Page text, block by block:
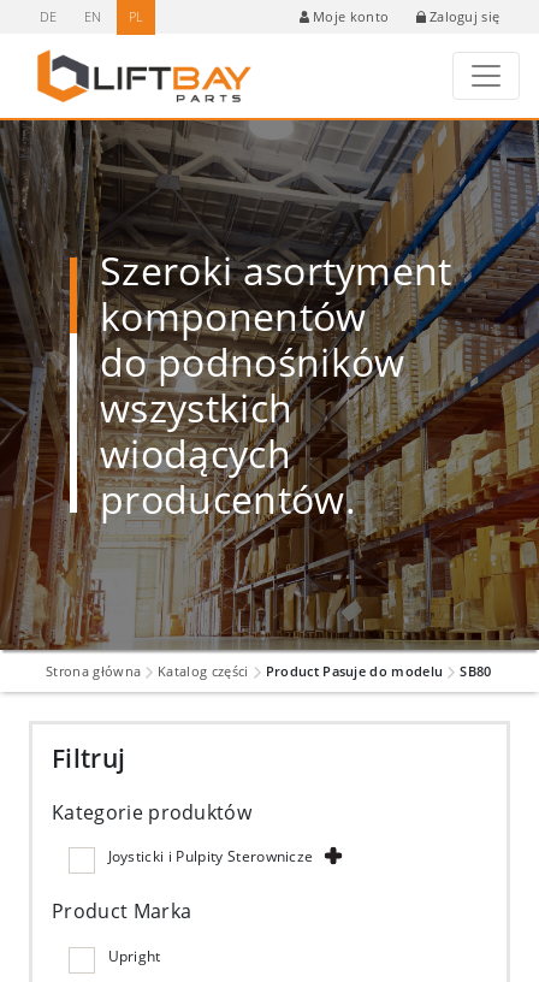
DE EN PL Moje konto Zaloguj się
Szeroki asortyment
komponentów
do podnośników
wszystkich
wiodących
producentów.
Strona główna Katalog części Product Pasuje do modelu SB80
Filtruj
Kategorie produktów
Joysticki i Pulpity Sterownicze
Product Marka
Upright